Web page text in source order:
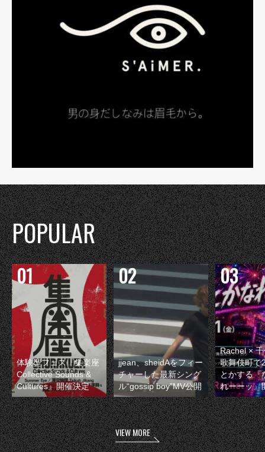
POPULAR
体験型フェス『集楽座
Collective Sounds &
Cultures』開催決定
jjean、sheidAをフィー
チャーした最新シング
ル“gossip boy”MV公開
Rachel ×
歌舞伎町で
とかする『
れーーッ』
VIEW MORE